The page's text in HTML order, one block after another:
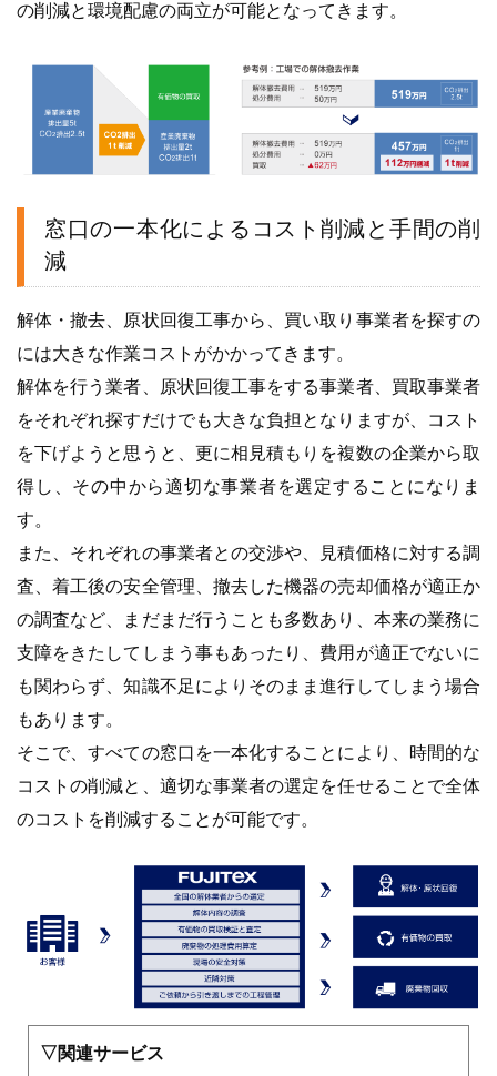
の削減と環境配慮の両立が可能となってきます。
窓口の一本化によるコスト削減と手間の削
減
解体・撤去、原状回復工事から、買い取り事業者を探すの
には大きな作業コストがかかってきます。
解体を行う業者、原状回復工事をする事業者、買取事業者
をそれぞれ探すだけでも大きな負担となりますが、コスト
を下げようと思うと、更に相見積もりを複数の企業から取
得し、その中から適切な事業者を選定することになりま
す。
また、それぞれの事業者との交渉や、見積価格に対する調
査、着工後の安全管理、撤去した機器の売却価格が適正か
の調査など、まだまだ行うことも多数あり、本来の業務に
支障をきたしてしまう事もあったり、費用が適正でないに
も関わらず、知識不足によりそのまま進行してしまう場合
もあります。
そこで、すべての窓口を一本化することにより、時間的な
コストの削減と、適切な事業者の選定を任せることで全体
のコストを削減することが可能です。
▽関連サービス